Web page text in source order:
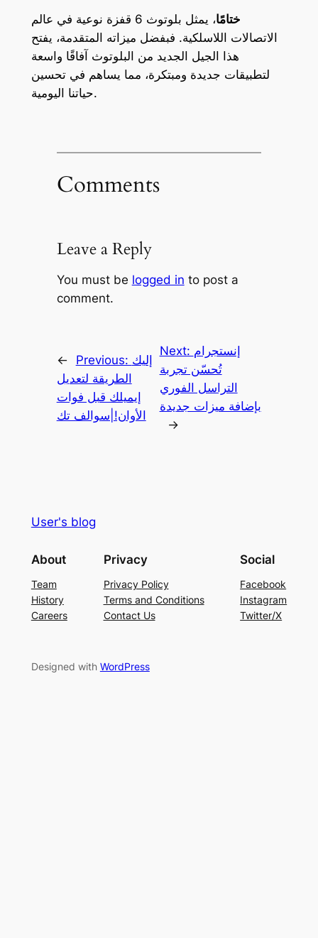
ختامًا
، يمثل بلوتوث 6 قفزة نوعية في عالم
الاتصالات اللاسلكية. فبفضل ميزاته المتقدمة، يفتح
هذا الجيل الجديد من البلوتوث آفاقًا واسعة
لتطبيقات جديدة ومبتكرة، مما يساهم في تحسين
حياتنا اليومية.
Comments
Leave a Reply
You must be logged in to post a
comment.
← Previous: إليك
الطريقة لتعديل
إيميلك قبل فوات
الأوان!|سوالف تك
Next: إنستجرام
تُحسّن تجربة
التراسل الفوري
بإضافة ميزات جديدة
→
User's blog
About
Team
History
Careers
Privacy
Privacy Policy
Terms and Conditions
Contact Us
Social
Facebook
Instagram
Twitter/X
Designed with WordPress